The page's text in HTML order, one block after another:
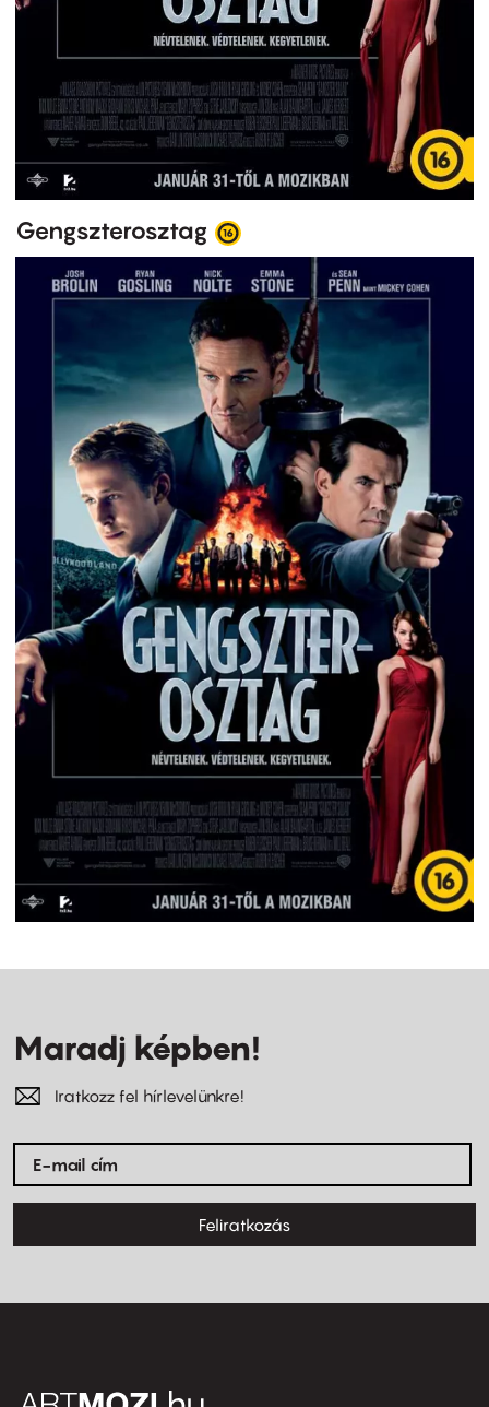
Gengszterosztag
Maradj képben!
Iratkozz fel hírlevelünkre!
Feliratkozás